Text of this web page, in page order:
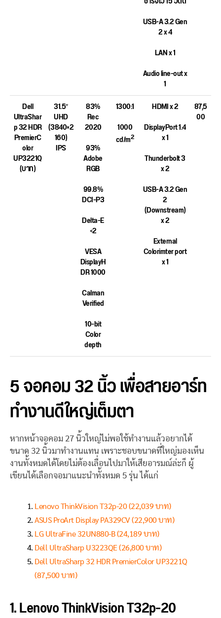
USB-A 3.2 Gen
2 x 4
LAN x 1
Audio line-out x
1
Dell
UltraShar
p 32 HDR
PremierC
olor
UP3221Q
(บาท)
31.5″
UHD
(3840×2
160)
IPS
83%
Rec
2020
93%
Adobe
RGB
99.8%
DCI-P3
Delta-E
<2
VESA
DisplayH
DR 1000
Calman
Verified
10-bit
Color
depth
1300:1
1000
cd/m2
HDMI x 2
DisplayPort 1.4
x 1
Thunderbolt 3
x 2
USB-A 3.2 Gen
2
(Downstream)
x 2
External
Colorimter port
x 1
87,5
00
5 จอคอม 32 นิ้ว เพื่อสายอาร์ท
ทำงานดีใหญ่เต็มตา
หากหน้าจอคอม 27 นิ้วใหญ่ไม่พอใช้ทำงานแล้วอยากได้
ขนาด 32 นิ้วมาทำงานแทน เพราะชอบขนาดที่ใหญ่มองเห็น
งานทั้งหมดได้โดยไม่ต้องเลื่อนไปมาให้เสียอารมณ์ล่ะก็ ผู้
เขียนได้เลือกจอมาแนะนำทั้งหมด 5 รุ่น ได้แก่
Lenovo ThinkVision T32p-20 (22,039 บาท)
ASUS ProArt Display PA329CV (22,900 บาท)
LG UltraFine 32UN880-B (24,189 บาท)
Dell UltraSharp U3223QE (26,800 บาท)
Dell UltraSharp 32 HDR PremierColor UP3221Q
(87,500 บาท)
1. Lenovo ThinkVision T32p-20